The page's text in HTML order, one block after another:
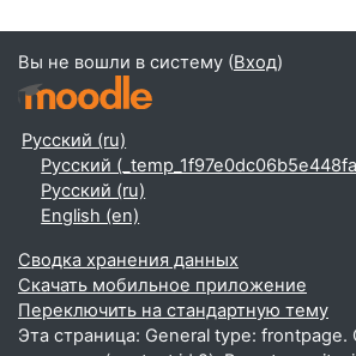
Вы не вошли в систему (Вход)
Русский ‎(ru)‎
Русский
Русский ‎(ru)‎
English ‎(en)‎
Сводка хранения данных
Скачать мобильное приложение
Переключить на стандартную тему
Эта страница: General type: frontpage.